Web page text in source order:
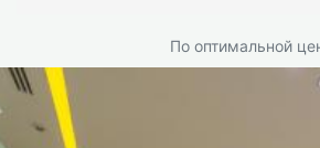
По оптимальной